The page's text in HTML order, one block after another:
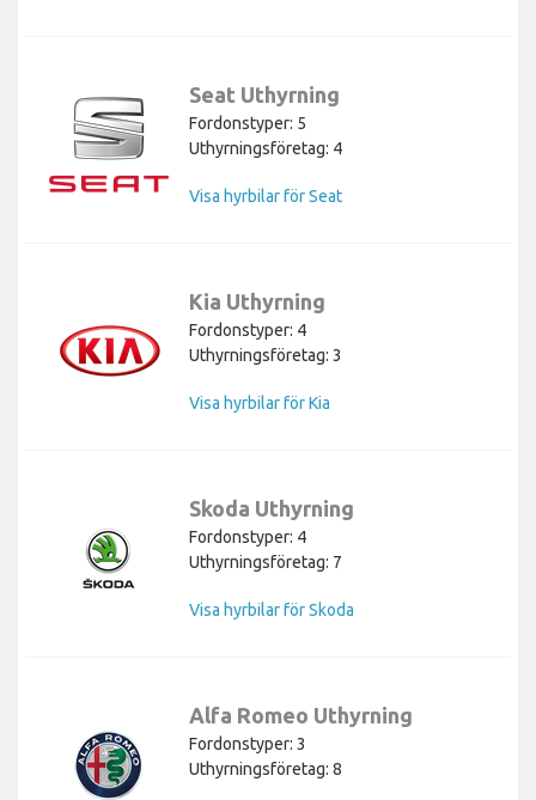
Seat Uthyrning
Fordonstyper: 5
Uthyrningsföretag: 4
Visa hyrbilar för Seat
Kia Uthyrning
Fordonstyper: 4
Uthyrningsföretag: 3
Visa hyrbilar för Kia
Skoda Uthyrning
Fordonstyper: 4
Uthyrningsföretag: 7
Visa hyrbilar för Skoda
Alfa Romeo Uthyrning
Fordonstyper: 3
Uthyrningsföretag: 8